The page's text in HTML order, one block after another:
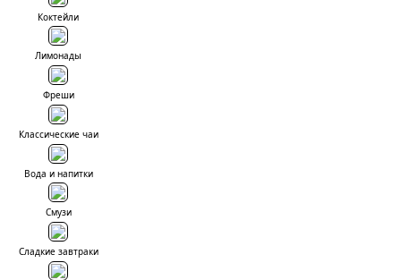
Коктейли
Лимонады
Фреши
Классические чаи
Вода и напитки
Смузи
Сладкие завтраки